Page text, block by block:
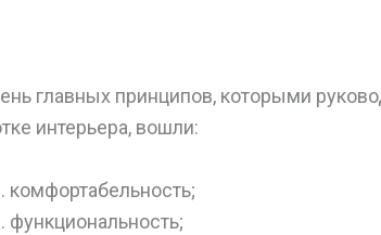
главных принципов, которыми
интерьера, вошли:
комфортабельность;
функциональность;